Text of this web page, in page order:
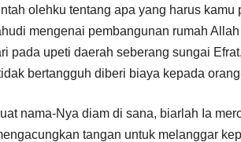
olehku tentang apa yang harus kamu
mengenai pembangunan rumah
pada upeti daerah seberang sungai
bertangguh diberi biaya kepada
nama-Nya diam di sana, biarlah Ia
tangan untuk melanggar